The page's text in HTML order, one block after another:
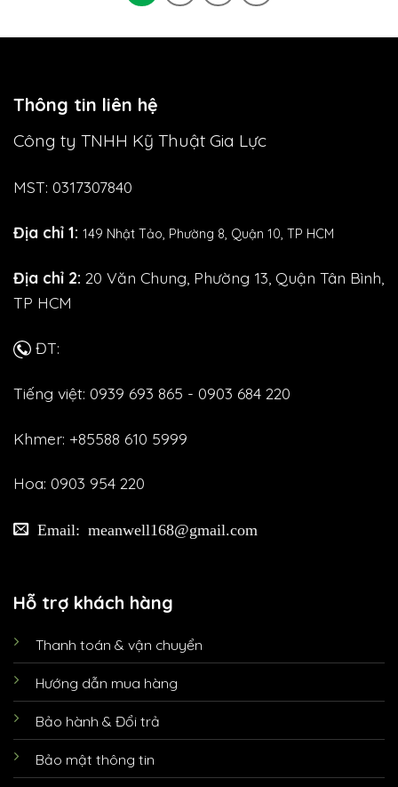
Thông tin liên hệ
Công ty TNHH Kỹ Thuật Gia Lực
MST: 0317307840
Địa chỉ 1: 149 Nhật Tảo, Phường 8, Quận 10, TP HCM
Địa chỉ 2: 20 Văn Chung, Phường 13, Quận Tân Bình,
TP HCM
ĐT:
Tiếng việt: 0939 693 865 - 0903 684 220
Khmer: +85588 610 5999
Hoa: 0903 954 220
Email: meanwell168@gmail.com
Hỗ trợ khách hàng
Thanh toán & vận chuyển
Hướng dẫn mua hàng
Bảo hành & Đổi trả
Bảo mật thông tin